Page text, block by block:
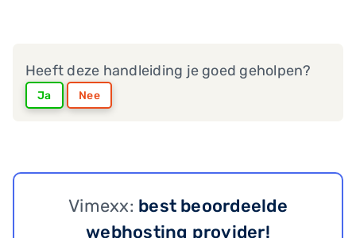
Heeft deze handleiding je goed geholpen?
Ja Nee
Vimexx: best beoordeelde
webhosting provider!